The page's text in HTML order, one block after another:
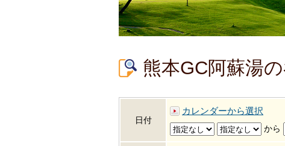
熊本GC阿蘇湯
日付
カレンダーから選択
から